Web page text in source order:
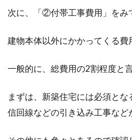
必見！メリ
居住者のいない
住める設...
次に、「②付帯工事費用」をみ
建物本体以外にかかってくる費
一般的に、総費用の2割程度と
まずは、新築住宅には必須と
信回線などの引き込み工事など